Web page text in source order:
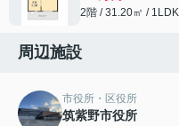
2階 / 31.20㎡ / 1LDK
周辺施設
市役所・区役所
筑紫野市役所